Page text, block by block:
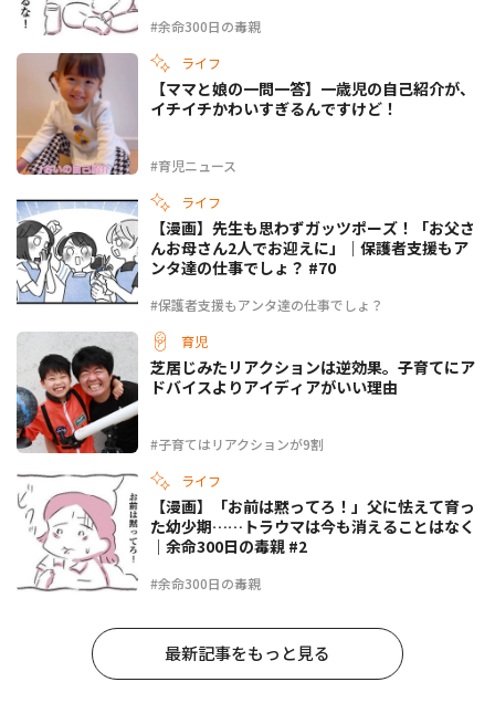
#余命300日の毒親
ライフ
#育児ニュース
【ママと娘の一問一答】一歳児の自己紹介が、
イチイチかわいすぎるんですけど！
ライフ
#保護者支援もアンタ達の仕事でしょ？
【漫画】先生も思わずガッツポーズ！「お父さ
んお母さん2人でお迎えに」｜保護者支援もア
ンタ達の仕事でしょ？ #70
育児
#子育てはリアクションが9割
芝居じみたリアクションは逆効果。子育てにア
ドバイスよりアイディアがいい理由
ライフ
#余命300日の毒親
【漫画】「お前は黙ってろ！」父に怯えて育っ
た幼少期……トラウマは今も消えることはなく
｜余命300日の毒親 #2
最新記事をもっと見る